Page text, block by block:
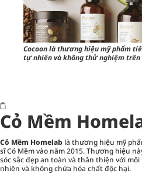
Cocoon là thương hiệu mỹ phẩm
tự nhiên và không thử nghiệm trên
Cỏ Mềm
Cỏ Mềm Homelab là thương hiệu mỹ
sĩ Cỏ Mềm vào năm 2015. Thương hiệu
sóc sắc đẹp an toàn và thân thiện với
nhiên và không chứa hóa chất độc hại.